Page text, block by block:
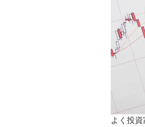
よく投